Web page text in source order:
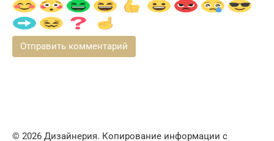
© 2026 Дизайнерия. Копирование информации с